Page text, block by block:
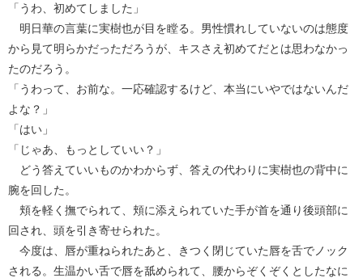
「うわ、初めてしました」
明日華の言葉に実樹也が目を瞠る。男性慣れしていないのは態度
から見て明らかだっただろうが、キスさえ初めてだとは思わなかっ
たのだろう。
「うわって、お前な。一応確認するけど、本当にいやではないんだ
よな？」
「はい」
「じゃあ、もっとしていい？」
どう答えていいものかわからず、答えの代わりに実樹也の背中に
腕を回した。
頬を軽く撫でられて、頬に添えられていた手が首を通り後頭部に
回され、頭を引き寄せられた。
今度は、唇が重ねられたあと、きつく閉じていた唇を舌でノック
される。生温かい舌で唇を舐められて、腰からぞくぞくとしたなに